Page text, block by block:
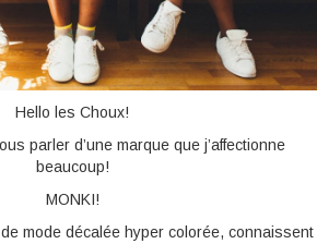
Hello les Choux!
parler d’une marque que j’affectionne
beaucoup!
MONKI!
mode décalée hyper colorée, connaissent